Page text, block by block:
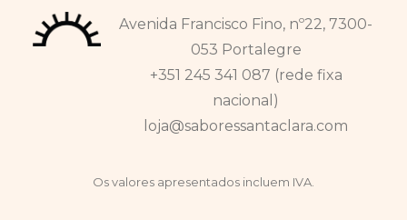
Avenida Francisco Fino, nº22, 7300-
053 Portalegre
+351 245 341 087 (rede fixa
nacional)
loja@saboressantaclara.com
Os valores apresentados incluem IVA.